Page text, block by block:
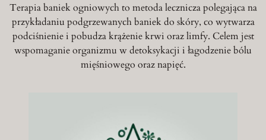
Terapia baniek ogniowych to metoda lecznicza polegająca na
przykładaniu podgrzewanych baniek do skóry, co wytwarza
podciśnienie i pobudza krążenie krwi oraz limfy. Celem jest
wspomaganie organizmu w detoksykacji i łagodzenie bólu
mięśniowego oraz napięć.